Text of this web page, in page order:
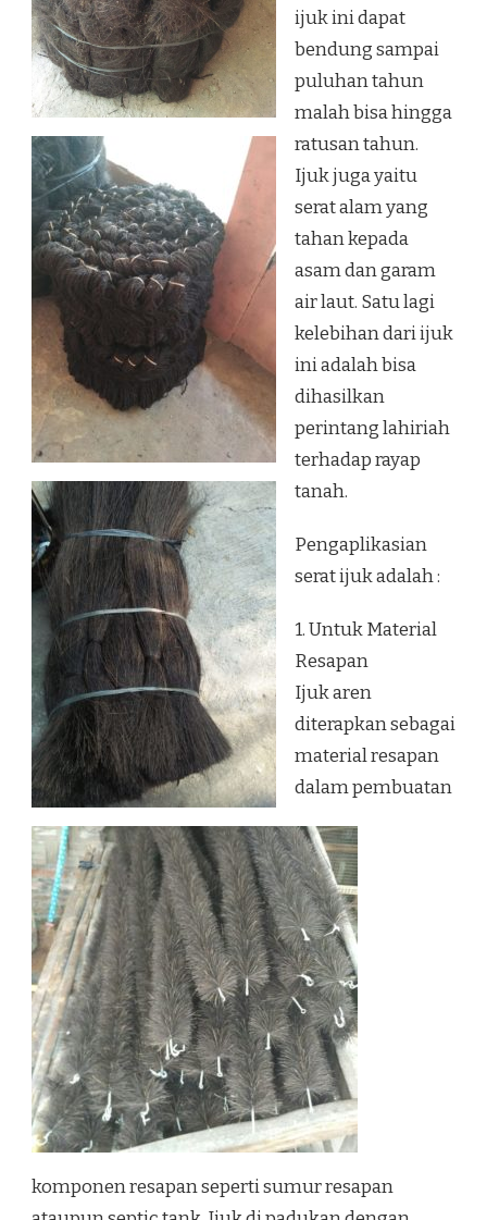
ijuk ini dapat
bendung sampai
puluhan tahun
malah bisa hingga
ratusan tahun.
Ijuk juga yaitu
serat alam yang
tahan kepada
asam dan garam
air laut. Satu lagi
kelebihan dari ijuk
ini adalah bisa
dihasilkan
perintang lahiriah
terhadap rayap
tanah.
Pengaplikasian
serat ijuk adalah :
1. Untuk Material
Resapan
Ijuk aren
diterapkan sebagai
material resapan
dalam pembuatan
komponen resapan seperti sumur resapan